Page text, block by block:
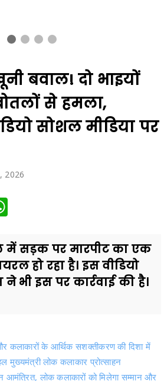
बवाल! दो भाइयों
से हमला,
सोशल मीडिया पर
में सड़क पर मारपीट का एक
भी इस पर कार्रवाई की है।
मुख्यमंत्री लोक कलाकार प्रोत्साहन
लोक कलाकारों को मिलेगा सम्मान और
को प्रतिवर्ष 12 हजार से 24 हजार रुपये तक
तक कर सकेंगे आवेदन लोक कलाकारों के सम्मान